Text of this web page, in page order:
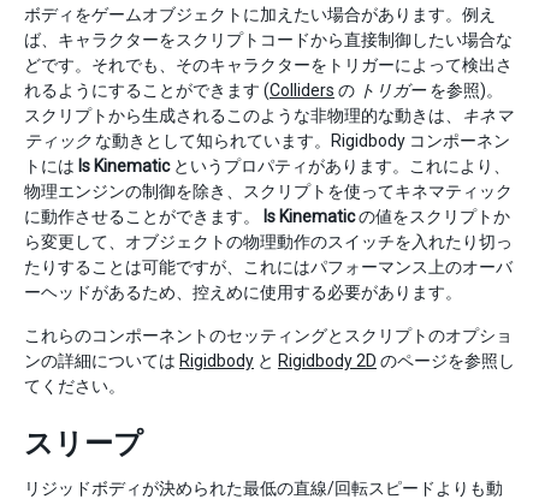
ボディをゲームオブジェクトに加えたい場合があります。例え
ば、キャラクターをスクリプトコードから直接制御したい場合な
どです。それでも、そのキャラクターをトリガーによって検出さ
れるようにすることができます (Colliders の トリガーを参照)。
スクリプトから生成されるこのような非物理的な動きは、
キネマ
ティック な動きとして知られています。Rigidbody コンポーネン
トには Is Kinematicというプロパティがあります。これにより、
物理エンジンの制御を除き、スクリプトを使ってキネマティック
に動作させることができます。
Is Kinematicの値をスクリプトか
ら変更して、オブジェクトの物理動作のスイッチを入れたり切っ
たりすることは可能ですが、これにはパフォーマンス上のオーバ
ーヘッドがあるため、控えめに使用する必要があります。
これらのコンポーネントのセッティングとスクリプトのオプショ
ンの詳細については Rigidbody と Rigidbody 2D のページを参照し
てください。
スリープ
リジッドボディが決められた最低の直線/回転スピードよりも動